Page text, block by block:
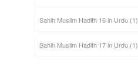
Sahih Muslim Hadith 16 in Urdu(1)
Sahih Muslim Hadith 17 in Urdu(1)